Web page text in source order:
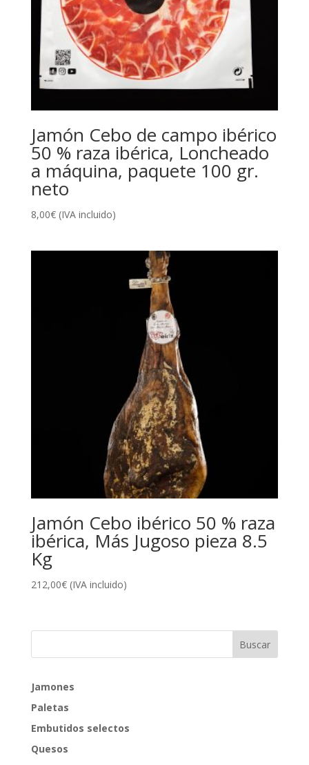
Jamón Cebo de campo ibérico
50 % raza ibérica, Loncheado
a máquina, paquete 100 gr.
neto
8,00€ (IVA incluido)
Jamón Cebo ibérico 50 % raza
ibérica, Más Jugoso pieza 8.5
Kg
212,00€ (IVA incluido)
Jamones
Paletas
Embutidos selectos
Quesos